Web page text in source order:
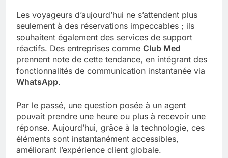
Les voyageurs d’aujourd’hui ne s’attendent plus
seulement à des réservations impeccables ; ils
souhaitent également des services de support
réactifs. Des entreprises comme Club Med
prennent note de cette tendance, en intégrant des
fonctionnalités de communication instantanée via
WhatsApp.
Par le passé, une question posée à un agent
pouvait prendre une heure ou plus à recevoir une
réponse. Aujourd’hui, grâce à la technologie, ces
éléments sont instantanément accessibles,
améliorant l’expérience client globale.